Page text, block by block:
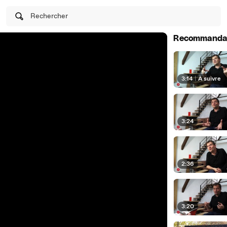
Rechercher
3:14 | À suivre
3:24
2:36
3:20